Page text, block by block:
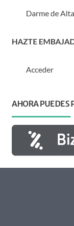
Darme de Alta
HAZTE
Acceder
AHORA PUEDES